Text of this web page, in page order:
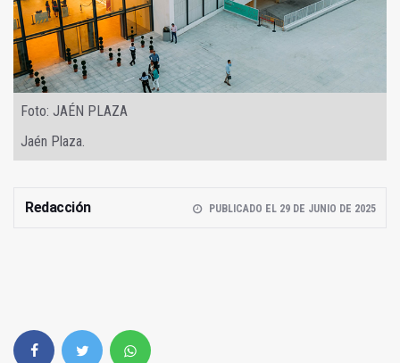
Foto: JAÉN PLAZA
Jaén Plaza.
Redacción PUBLICADO EL 29 DE JUNIO DE 2025